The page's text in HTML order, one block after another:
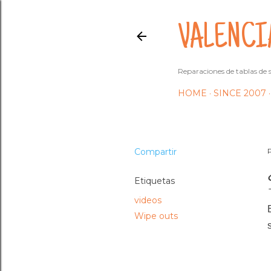
Reparaciones de tablas
HOME SINCE 2007
Compartir
Etiquetas
videos
Wipe outs